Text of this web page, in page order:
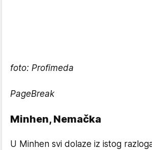
foto: Profimeda
PageBreak
Minhen, Nemačka
U Minhen svi dolaze iz istog